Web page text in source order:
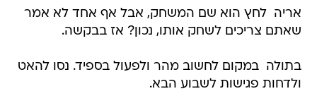
אריה  לחץ הוא שם המשחק, אבל אף אחד לא אמר
שאתם צריכים לשחק אותו, נכון? אז בבקשה.
בתולה  במקום לחשוב מהר ולפעול בספיד. נסו להאט
ולדחות פגישות לשבוע הבא.